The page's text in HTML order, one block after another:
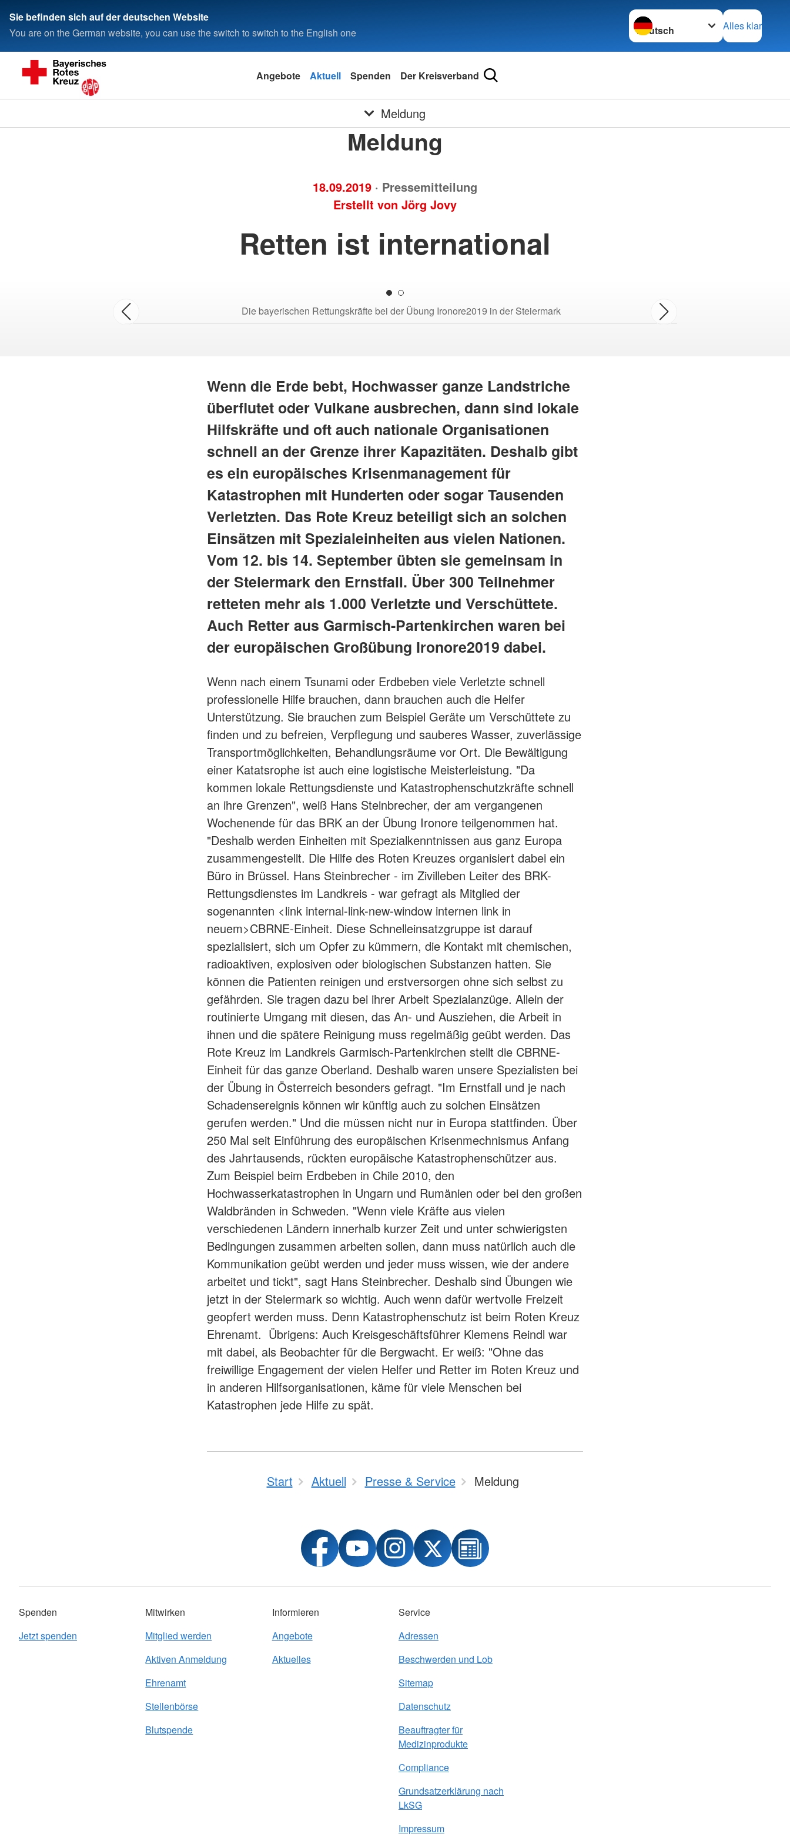
Sie befinden sich auf der deutschen Website
You are on the German website, you can use the switch to switch to the English one
Sprache wechseln zu
Alles klar
Angebote Aktuell Spenden Der Kreisverband
Meldung
Meldung
18.09.2019 · Pressemitteilung
Erstellt von Jörg Jovy
Retten ist international
Die bayerischen Rettungskräfte bei der Übung Ironore2019 in der Steiermark
Wenn die Erde bebt, Hochwasser ganze Landstriche
überflutet oder Vulkane ausbrechen, dann sind lokale
Hilfskräfte und oft auch nationale Organisationen
schnell an der Grenze ihrer Kapazitäten. Deshalb gibt
es ein europäisches Krisenmanagement für
Katastrophen mit Hunderten oder sogar Tausenden
Verletzten. Das Rote Kreuz beteiligt sich an solchen
Einsätzen mit Spezialeinheiten aus vielen Nationen.
Vom 12. bis 14. September übten sie gemeinsam in
der Steiermark den Ernstfall. Über 300 Teilnehmer
retteten mehr als 1.000 Verletzte und Verschüttete.
Auch Retter aus Garmisch-Partenkirchen waren bei
der europäischen Großübung Ironore2019 dabei.
Wenn nach einem Tsunami oder Erdbeben viele Verletzte schnell
professionelle Hilfe brauchen, dann brauchen auch die Helfer
Unterstützung. Sie brauchen zum Beispiel Geräte um Verschüttete zu
finden und zu befreien, Verpflegung und sauberes Wasser, zuverlässige
Transportmöglichkeiten, Behandlungsräume vor Ort. Die Bewältigung
einer Katatsrophe ist auch eine logistische Meisterleistung. "Da
kommen lokale Rettungsdienste und Katastrophenschutzkräfte schnell
an ihre Grenzen", weiß Hans Steinbrecher, der am vergangenen
Wochenende für das BRK an der Übung Ironore teilgenommen hat.
"Deshalb werden Einheiten mit Spezialkenntnissen aus ganz Europa
zusammengestellt. Die Hilfe des Roten Kreuzes organisiert dabei ein
Büro in Brüssel. Hans Steinbrecher - im Zivilleben Leiter des BRK-
Rettungsdienstes im Landkreis - war gefragt als Mitglied der
sogenannten <link internal-link-new-window internen link in
neuem>CBRNE-Einheit. Diese Schnelleinsatzgruppe ist darauf
spezialisiert, sich um Opfer zu kümmern, die Kontakt mit chemischen,
radioaktiven, explosiven oder biologischen Substanzen hatten. Sie
können die Patienten reinigen und erstversorgen ohne sich selbst zu
gefährden. Sie tragen dazu bei ihrer Arbeit Spezialanzüge. Allein der
routinierte Umgang mit diesen, das An- und Ausziehen, die Arbeit in
ihnen und die spätere Reinigung muss regelmäßig geübt werden. Das
Rote Kreuz im Landkreis Garmisch-Partenkirchen stellt die CBRNE-
Einheit für das ganze Oberland. Deshalb waren unsere Spezialisten bei
der Übung in Österreich besonders gefragt. "Im Ernstfall und je nach
Schadensereignis können wir künftig auch zu solchen Einsätzen
gerufen werden." Und die müssen nicht nur in Europa stattfinden. Über
250 Mal seit Einführung des europäischen Krisenmechnismus Anfang
des Jahrtausends, rückten europäische Katastrophenschützer aus.
Zum Beispiel beim Erdbeben in Chile 2010, den
Hochwasserkatastrophen in Ungarn und Rumänien oder bei den großen
Waldbränden in Schweden. "Wenn viele Kräfte aus vielen
verschiedenen Ländern innerhalb kurzer Zeit und unter schwierigsten
Bedingungen zusammen arbeiten sollen, dann muss natürlich auch die
Kommunikation geübt werden und jeder muss wissen, wie der andere
arbeitet und tickt", sagt Hans Steinbrecher. Deshalb sind Übungen wie
jetzt in der Steiermark so wichtig. Auch wenn dafür wertvolle Freizeit
geopfert werden muss. Denn Katastrophenschutz ist beim Roten Kreuz
Ehrenamt. Übrigens: Auch Kreisgeschäftsführer Klemens Reindl war
mit dabei, als Beobachter für die Bergwacht. Er weiß: "Ohne das
freiwillige Engagement der vielen Helfer und Retter im Roten Kreuz und
in anderen Hilfsorganisationen, käme für viele Menschen bei
Katastrophen jede Hilfe zu spät.
Start Aktuell Presse & Service Meldung
Spenden
Jetzt spenden
Mitwirken
Mitglied werden
Aktiven Anmeldung
Ehrenamt
Stellenbörse
Blutspende
Informieren
Angebote
Aktuelles
Service
Adressen
Beschwerden und Lob
Sitemap
Datenschutz
Beauftragter für
Medizinprodukte
Compliance
Grundsatzerklärung nach
LkSG
Impressum